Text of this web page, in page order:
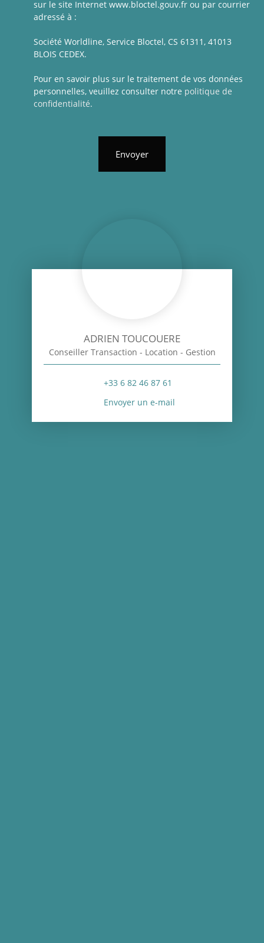
sur le site Internet www.bloctel.gouv.fr ou par courrier
adressé à :
Société Worldline, Service Bloctel, CS 61311, 41013
BLOIS CEDEX.
Pour en savoir plus sur le traitement de vos données
personnelles, veuillez consulter notre politique de
confidentialité.
Envoyer
ADRIEN TOUCOUERE
Conseiller Transaction - Location - Gestion
+33 6 82 46 87 61
Envoyer un e-mail